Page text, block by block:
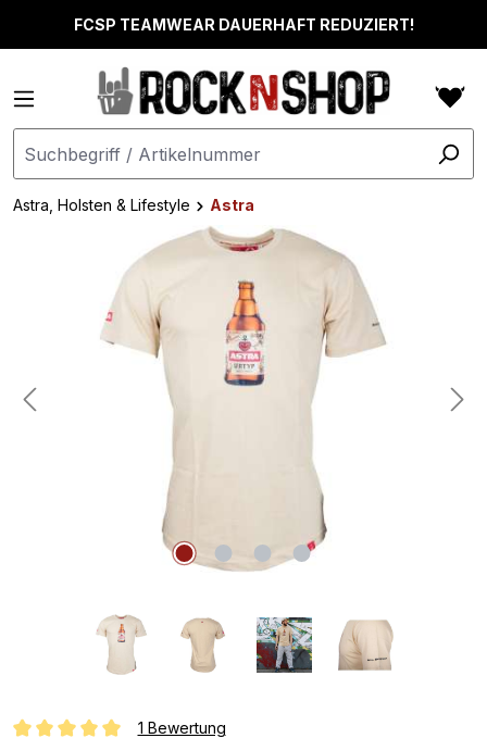
springenFCSP TEAMWEAR DAUERHAFT REDUZIERT!
Astra, Holsten & Lifestyle
Astra
Bildergalerie überspringen
1 Bewertung